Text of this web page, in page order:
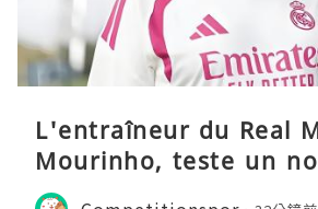
L'entraîneur du Real
Mourinho, teste un
ositif tactique